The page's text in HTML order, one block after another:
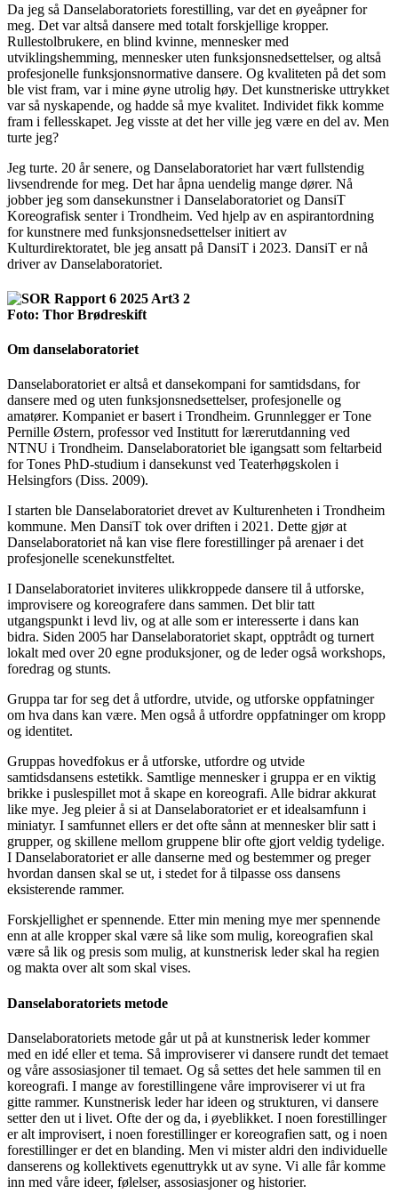
Da jeg så Danselaboratoriets forestilling, var det en øyeåpner for
meg. Det var altså dansere med totalt forskjellige kropper.
Rullestolbrukere, en blind kvinne, mennesker med
utviklingshemming, mennesker uten funksjonsnedsettelser, og altså
profesjonelle funksjonsnormative dansere. Og kvaliteten på det som
ble vist fram, var i mine øyne utrolig høy. Det kunstneriske uttrykket
var så nyskapende, og hadde så mye kvalitet. Individet fikk komme
fram i fellesskapet. Jeg visste at det her ville jeg være en del av. Men
turte jeg?
Jeg turte. 20 år senere, og Danse­laboratoriet har vært fullstendig
livs­endrende for meg. Det har åpna uendelig mange dører. Nå
jobber jeg som danse­kunstner i Danselaboratoriet og DansiT
Koreografisk senter i Trondheim. Ved hjelp av en aspirantordning
for kunstnere med funksjonsnedsettelser initiert av
Kulturdirektoratet, ble jeg ansatt på DansiT i 2023. DansiT er nå
driver av Danselaboratoriet.
Foto: Thor Brødreskift
Om danselaboratoriet
Danselaboratoriet er altså et danse­kompani for samtidsdans, for
dansere med og uten funksjonsnedsettelser, profesjonelle og
amatører. Kompaniet er basert i Trondheim. Grunnlegger er Tone
Pernille Østern, professor ved Institutt for lærerutdanning ved
NTNU i Trondheim. Danselaboratoriet ble igang­satt som feltarbeid
for Tones PhD-studium i dansekunst ved Teaterhøgskolen i
Helsingfors (Diss. 2009).
I starten ble Danselaboratoriet drevet av Kulturenheten i Trondheim
kommune. Men DansiT tok over driften i 2021. Dette gjør at
Danselaboratoriet nå kan vise flere forestillinger på arenaer i det
profesjonelle scenekunstfeltet.
I Danselaboratoriet inviteres ulik­kroppede dansere til å utforske,
improvisere og koreografere dans sammen. Det blir tatt
utgangspunkt i levd liv, og at alle som er interesserte i dans kan
bidra. Siden 2005 har Danselaboratoriet skapt, opptrådt og turnert
lokalt med over 20 egne produksjoner, og de leder også workshops,
foredrag og stunts.
Gruppa tar for seg det å utfordre, utvide, og utforske oppfatninger
om hva dans kan være. Men også å utfordre oppfatninger om kropp
og identitet.
Gruppas hovedfokus er å utforske, utfordre og utvide
samtidsdansens estetikk. Samtlige mennesker i gruppa er en viktig
brikke i puslespillet mot å skape en koreografi. Alle bidrar akkurat
like mye. Jeg pleier å si at Danse­laboratoriet er et idealsamfunn i
miniatyr. I samfunnet ellers er det ofte sånn at mennesker blir satt i
grupper, og skillene mellom gruppene blir ofte gjort veldig tydelige.
I Danselaboratoriet er alle danserne med og bestemmer og preger
hvordan dansen skal se ut, i stedet for å tilpasse oss dansens
eksisterende rammer.
Forskjellighet er spennende. Etter min mening mye mer spennende
enn at alle kropper skal være så like som mulig, koreografien skal
være så lik og presis som mulig, at kunstnerisk leder skal ha regien
og makta over alt som skal vises.
Danselaboratoriets metode
Danselaboratoriets metode går ut på at kunstnerisk leder kommer
med en idé eller et tema. Så improviserer vi dansere rundt det temaet
og våre assosiasjoner til temaet. Og så settes det hele sammen til en
koreo­grafi. I mange av forestillingene våre improviserer vi ut fra
gitte rammer. Kunst­nerisk leder har ideen og strukturen, vi dansere
setter den ut i livet. Ofte der og da, i øyeblikket. I noen forestillinger
er alt improvisert, i noen forestillinger er koreografien satt, og i noen
forestillinger er det en blanding. Men vi mister aldri den individuelle
danserens og kollektivets egenuttrykk ut av syne. Vi alle får komme
inn med våre ideer, følelser, assosiasjoner og historier.